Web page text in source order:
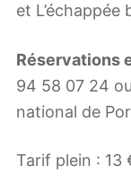
et L’échappée
Réservations
94 58 07 24
national de
Tarif plein : 13